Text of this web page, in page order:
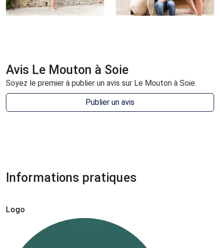
Avis Le Mouton à Soie
Soyez le premier à publier un avis sur Le Mouton à Soie.
Publier un avis
Informations pratiques
Logo